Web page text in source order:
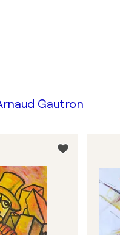
Gautron